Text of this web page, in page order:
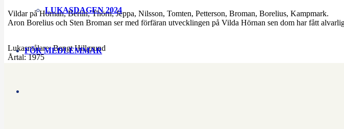
LUKASDAGEN 2024
FÖR MEDLEMMAR
Vildar på Hörnan, Berlin, Thörn, Jeppa, Nilsson, Tomten, Petterson, Broman, Borelius, Kampmark.
Aron Borelius och Sten Broman ser med förfäran utvecklingen på Vilda Hörnan sen dom har fått
Lukasmålare:Bengt Hillgrund
Årtal:1975